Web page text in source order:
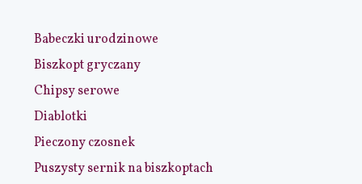
Babeczki urodzinowe
Biszkopt gryczany
Chipsy serowe
Diablotki
Pieczony czosnek
Puszysty sernik na biszkoptach